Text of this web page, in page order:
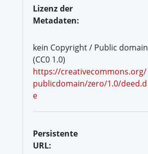
Lizenz der
Metadaten:
kein Copyright / Public domain
(CC0 1.0)
https://creativecommons.org/
publicdomain/zero/1.0/deed.d
e
Persistente
URL: